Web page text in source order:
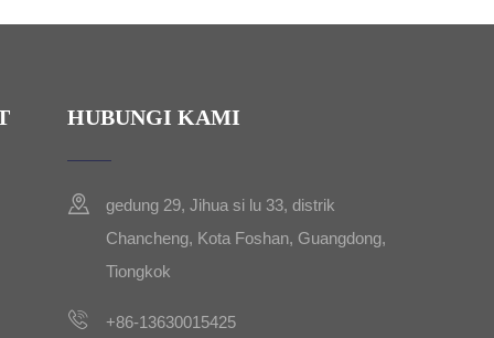
HUBUNGI KAMI
gedung 29, Jihua si lu 33, distrik
Chancheng, Kota Foshan, Guangdong,
Tiongkok
+86-13630015425